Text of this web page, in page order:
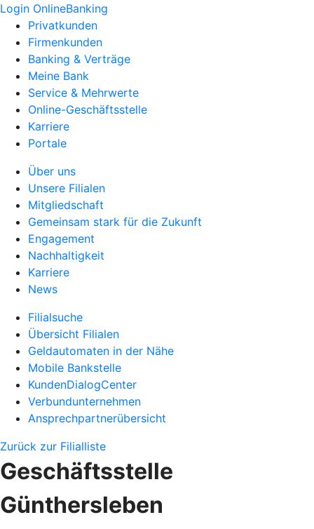
Login OnlineBanking
Privatkunden
Firmenkunden
Banking & Verträge
Meine Bank
Service & Mehrwerte
Online-Geschäftsstelle
Karriere
Portale
Über uns
Unsere Filialen
Mitgliedschaft
Gemeinsam stark für die Zukunft
Engagement
Nachhaltigkeit
Karriere
News
Filialsuche
Übersicht Filialen
Geldautomaten in der Nähe
Mobile Bankstelle
KundenDialogCenter
Verbundunternehmen
Ansprechpartnerübersicht
Zurück zur Filialliste
Geschäftsstelle
Günthersleben